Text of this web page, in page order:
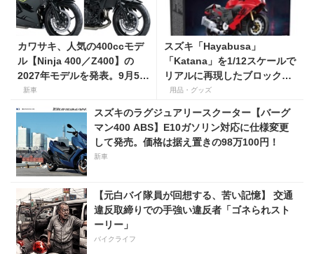
カワサキ、人気の400ccモデ
ル【Ninja 400／Z400】の
2027年モデルを発表。9月5日
より販売開始！
新車
スズキ「Hayabusa」
「Katana」を1/12スケールで
リアルに再現したブロックモ
デルが登場！
用品・グッズ
スズキのラグジュアリースクーター【バーグ
マン400 ABS】E10ガソリン対応に仕様変更
して発売。価格は据え置きの98万100円！
新車
【元白バイ隊員が回想する、苦い記憶】 交通
違反取締りでの手強い違反者「ゴネられスト
ーリー」
バイクライフ